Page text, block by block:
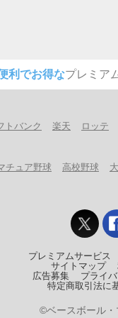
利でお得なプレミア
トバンク 楽天 ロッテ
チュア野球 高校野球
プレミアムサービス
サイトマップ
広告募集
プライ
特定商取引法に
©ベースボール・